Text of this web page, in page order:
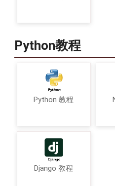
Python教程
Python 教程
Django 教程